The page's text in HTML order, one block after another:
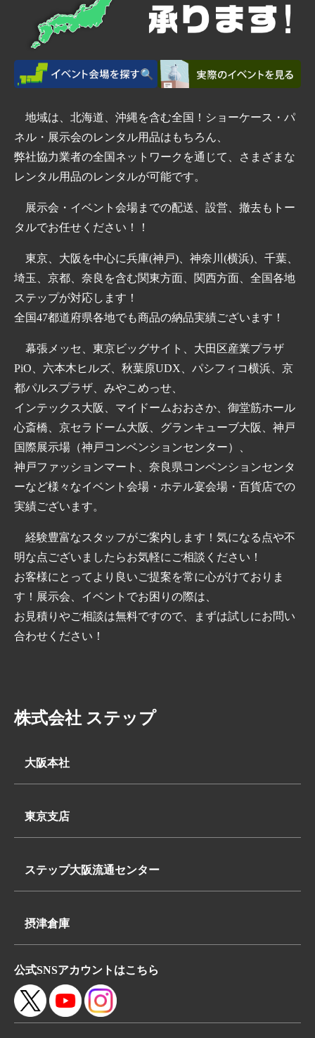
地域は、北海道、沖縄を含む全国！ショーケース・パ
ネル・展示会のレンタル用品はもちろん、
弊社協力業者の全国ネットワークを通じて、さまざまな
レンタル用品のレンタルが可能です。
展示会・イベント会場までの配送、設営、撤去もトー
タルでお任せください！！
東京、大阪を中心に兵庫(神戸)、神奈川(横浜)、千葉、
埼玉、京都、奈良を含む関東方面、関西方面、全国各地
ステップが対応します！
全国47都道府県各地でも商品の納品実績ございます！
幕張メッセ、東京ビッグサイト、大田区産業プラザ
PiO、六本木ヒルズ、秋葉原UDX、パシフィコ横浜、京
都パルスプラザ、みやこめっせ、
インテックス大阪、マイドームおおさか、御堂筋ホール
心斎橋、京セラドーム大阪、グランキューブ大阪、神戸
国際展示場（神戸コンベンションセンター）、
神戸ファッションマート、奈良県コンベンションセンタ
ーなど様々なイベント会場・ホテル宴会場・百貨店での
実績ございます。
経験豊富なスタッフがご案内します！気になる点や不
明な点ございましたらお気軽にご相談ください！
お客様にとってより良いご提案を常に心がけておりま
す！展示会、イベントでお困りの際は、
お見積りやご相談は無料ですので、まずは試しにお問い
合わせください！
株式会社 ステップ
大阪本社
大阪府高槻市下田部町2丁目7-2
FAX:072-648-3312
東京支店
埼玉県八潮市浮塚624-1
FAX:048-950-8260
ステップ大阪流通センター
大阪府高槻市下田部町2丁目7-2
FAX:072-648-3312
摂津倉庫
大阪府摂津市鳥飼本町4丁目5-19
公式SNSアカウントはこちら